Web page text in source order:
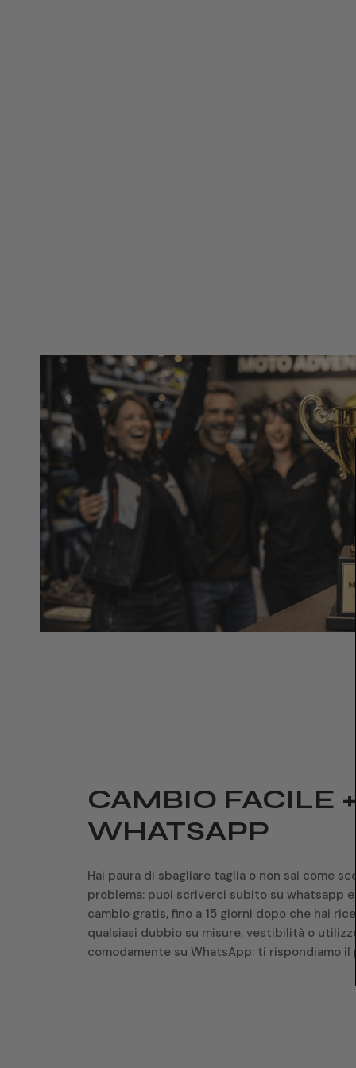
CAMBIO FACILE +
WHATSAPP
Hai paura di sbagliare taglia o non sai come
problema: puoi scriverci subito su whatsapp
cambio gratis, fino a 15 giorni dopo che hai
qualsiasi dubbio su misure, vestibilità o
comodamente su WhatsApp: ti rispondiamo il